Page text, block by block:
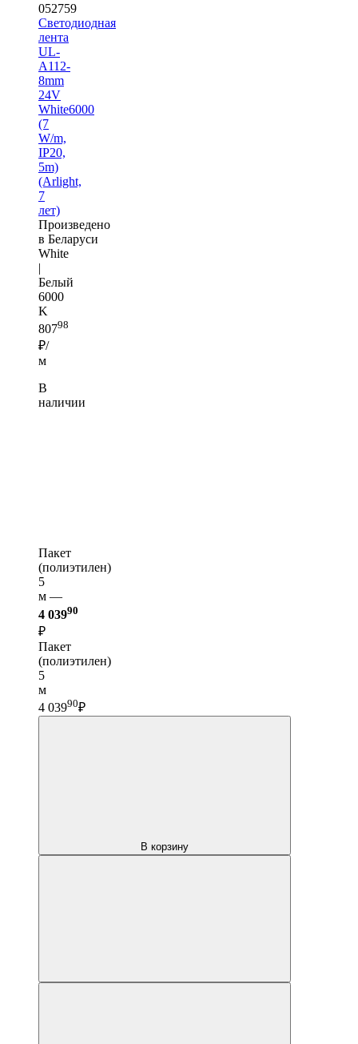
052759
Светодиодная
лента
UL-
A112-
8mm
24V
White6000
(7
W/m,
IP20,
5m)
(Arlight,
7
лет)
Произведено
в Беларуси
White
|
Белый
6000
K
80798
₽/
м
В
наличии
Пакет
(полиэтилен)
5
м —
4 03990
₽
Пакет
(полиэтилен)
5
м
4 03990₽
В корзину